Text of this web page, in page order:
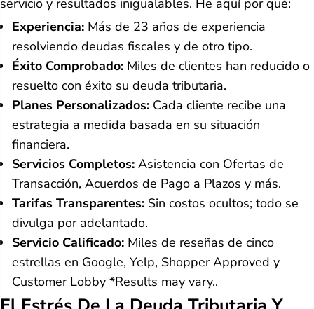
servicio y resultados inigualables. He aquí por qué:
Experiencia: Más de 23 años de experiencia
resolviendo deudas fiscales y de otro tipo.
Éxito Comprobado: Miles de clientes han reducido o
resuelto con éxito su deuda tributaria.
Planes Personalizados: Cada cliente recibe una
estrategia a medida basada en su situación
financiera.
Servicios Completos: Asistencia con Ofertas de
Transacción, Acuerdos de Pago a Plazos y más.
Tarifas Transparentes: Sin costos ocultos; todo se
divulga por adelantado.
Servicio Calificado: Miles de reseñas de cinco
estrellas en Google, Yelp, Shopper Approved y
Customer Lobby *Results may vary..